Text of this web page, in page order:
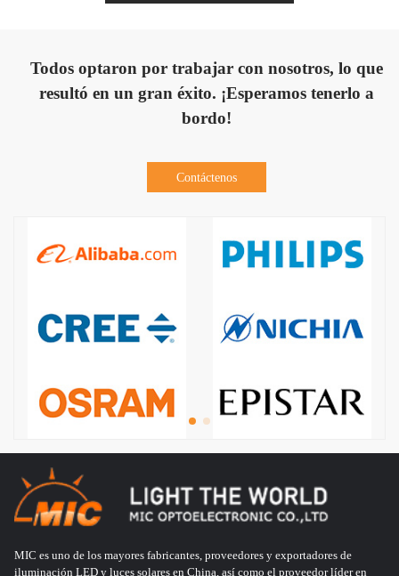
Todos optaron por trabajar con nosotros, lo que
resultó en un gran éxito. ¡Esperamos tenerlo a
bordo!
Contáctenos
MIC es uno de los mayores fabricantes, proveedores y exportadores de
iluminación LED y luces solares en China, así como el proveedor líder en